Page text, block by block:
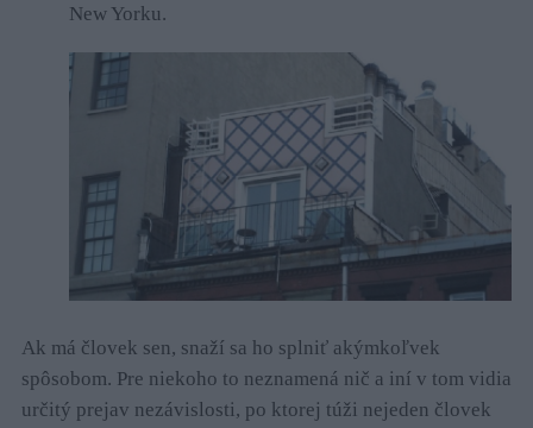
New Yorku.
Ak má človek sen, snaží sa ho splniť akýmkoľvek
spôsobom. Pre niekoho to neznamená nič a iní v tom vidia
určitý prejav nezávislosti, po ktorej túži nejeden človek